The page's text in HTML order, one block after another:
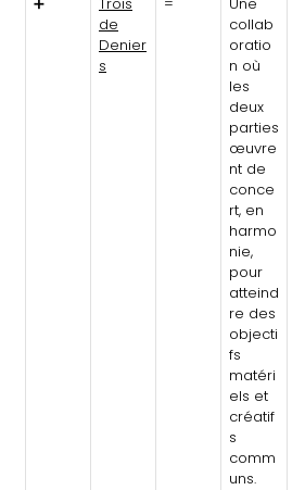
de
Denier
s
collab
oratio
n où
les
deux
parties
œuvre
nt de
conce
rt, en
harmo
nie,
pour
atteind
re des
objecti
fs
matéri
els et
créatif
s
comm
uns.